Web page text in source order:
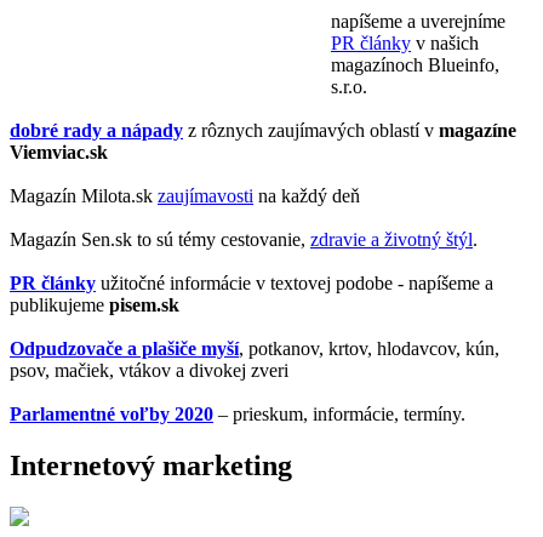
napíšeme a uverejníme
PR články v našich
magazínoch Blueinfo,
s.r.o.
dobré rady a nápady z rôznych zaujímavých oblastí v magazíne
Viemviac.sk
Magazín Milota.sk zaujímavosti na každý deň
Magazín Sen.sk to sú témy cestovanie, zdravie a životný štýl.
PR články užitočné informácie v textovej podobe - napíšeme a
publikujeme pisem.sk
Odpudzovače a plašiče myší, potkanov, krtov, hlodavcov, kún,
psov, mačiek, vtákov a divokej zveri
Parlamentné voľby 2020 – prieskum, informácie, termíny.
Internetový marketing